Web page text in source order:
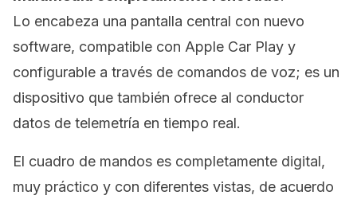
Lo encabeza una pantalla central con nuevo
software, compatible con Apple Car Play y
configurable a través de comandos de voz; es un
dispositivo que también ofrece al conductor
datos de telemetría en tiempo real.
El cuadro de mandos es completamente digital,
muy práctico y con diferentes vistas, de acuerdo